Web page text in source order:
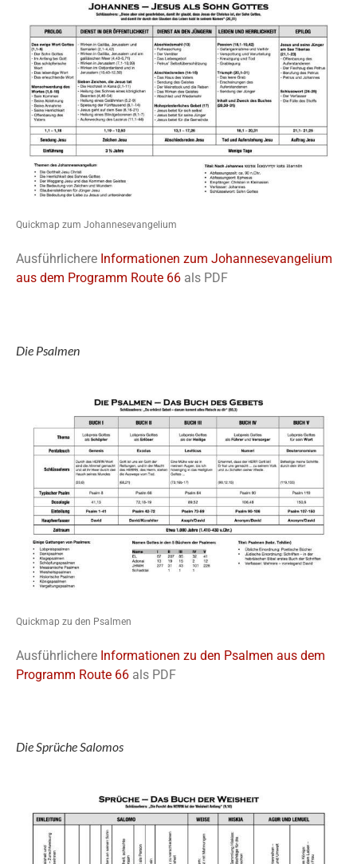
Quickmap zum Johannesevangelium
Ausführlichere Informationen zum Johannesevangelium
aus dem Programm Route 66 als PDF
Die Psalmen
Quickmap zu den Psalmen
Ausführlichere Informationen zu den Psalmen aus dem
Programm Route 66 als PDF
Die Sprüche Salomos